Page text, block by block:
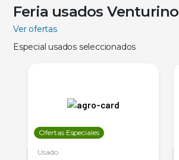
Feria usados Venturino
Ver ofertas
Especial usados seleccionados
Ofertas Especiales
Usado